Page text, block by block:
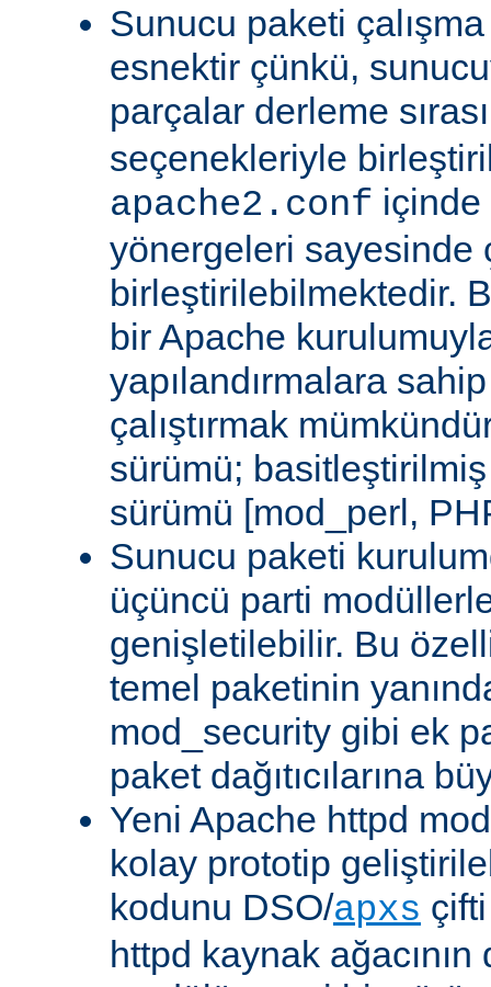
Sunucu paketi
esnektir çünkü,
parçalar derleme
seçenekleriyle
apache2.conf içinde
yönergeleri sayesinde
birleştirilebilmektedir.
bir Apache
yapılandırmalara
çalıştırmak
sürümü;
sürümü [mod_perl,
Sunucu paketi
üçüncü parti
genişletilebilir. Bu
temel paketinin
mod_security gibi ek
paket dağıtıcılarına
Yeni Apache httpd
kolay prototip
kodunu DSO/apxs
httpd kaynak ağacının